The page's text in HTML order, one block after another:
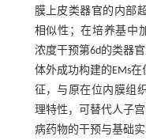
膜上皮类器官的内部
相似性；在培养基中
浓度干预第6d的类器
体外成功构建的EMs
征，与原在位内膜组
理特性，可替代人子
病药物的干预与基础实